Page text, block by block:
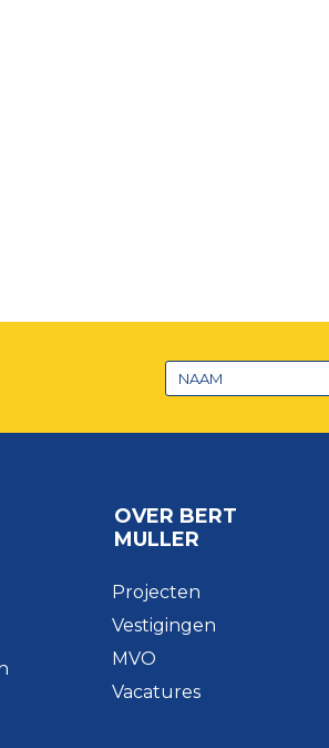
OVER BERT
MULLER
Projecten
Vestigingen
MVO
Vacatures